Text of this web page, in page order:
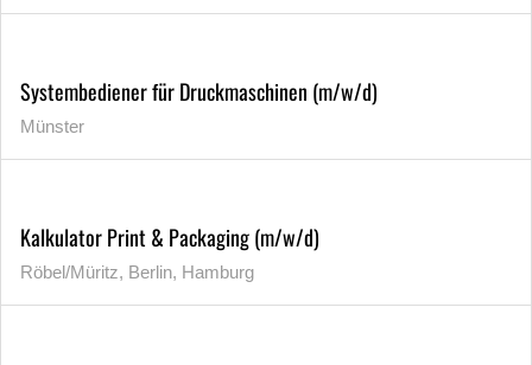
Systembediener für Druckmaschinen (m/w/d)
Münster
Kalkulator Print & Packaging (m/w/d)
Röbel/Müritz, Berlin, Hamburg